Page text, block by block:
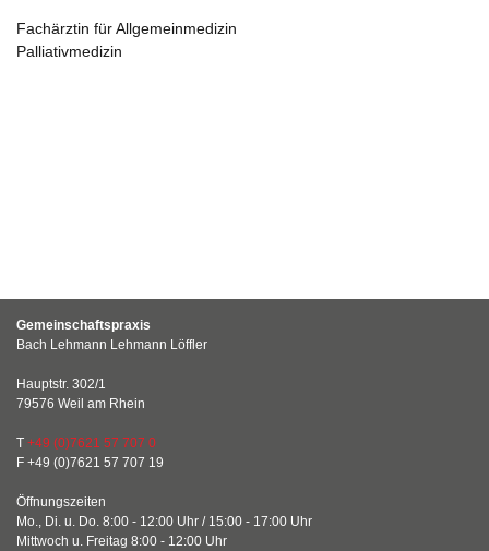
Fachärztin für Allgemeinmedizin
Palliativmedizin
Gemeinschaftspraxis
Bach Lehmann Lehmann Löffler
Hauptstr. 302/1
79576 Weil am Rhein
T +49 (0)7621 57 707 0
F +49 (0)7621 57 707 19
Öffnungszeiten
Mo., Di. u. Do. 8:00 - 12:00 Uhr / 15:00 - 17:00 Uhr
Mittwoch u. Freitag 8:00 - 12:00 Uhr